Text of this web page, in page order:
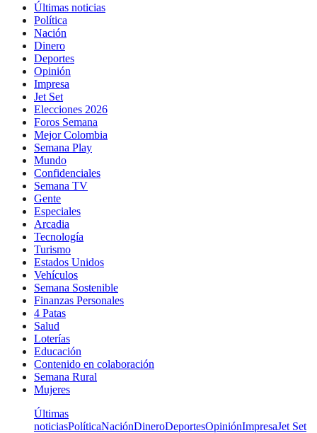
Últimas noticias
Política
Nación
Dinero
Deportes
Opinión
Impresa
Jet Set
Elecciones 2026
Foros Semana
Mejor Colombia
Semana Play
Mundo
Confidenciales
Semana TV
Gente
Especiales
Arcadia
Tecnología
Turismo
Estados Unidos
Vehículos
Semana Sostenible
Finanzas Personales
4 Patas
Salud
Loterías
Educación
Contenido en colaboración
Semana Rural
Mujeres
Últimas
noticiasPolíticaNaciónDineroDeportesOpiniónImpresaJet Set